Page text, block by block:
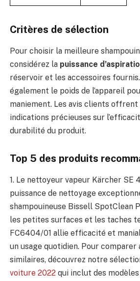
Critères de sélection
Pour choisir la meilleure
considérez la puissance
réservoir et les accessoires
également le poids de l’appareil
maniement. Les avis clients offrent
indications précieuses sur
durabilité du produit.
Top 5 des produits
1. Le nettoyeur vapeur Kärcher SE
puissance de nettoyage
shampouineuse Bissell SpotClean
les petites surfaces et les taches
FC6404/01 allie efficacité et
un usage quotidien. Pour comparer
similaires, découvrez notre
voiture 2022 qui inclut des